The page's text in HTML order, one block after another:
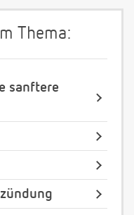
Thema:
sanftere